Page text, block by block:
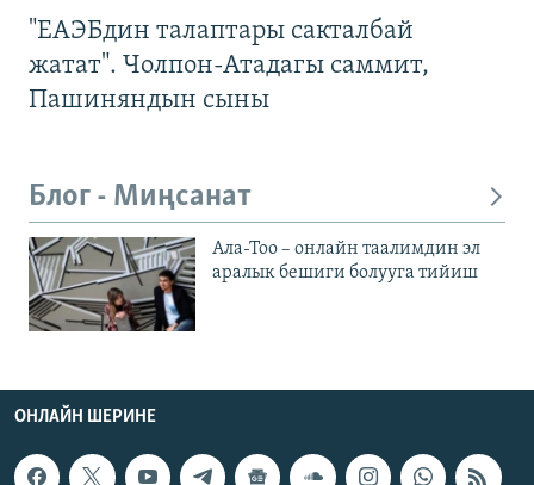
"ЕАЭБдин талаптары сакталбай
жатат". Чолпон-Атадагы саммит,
Пашиняндын сыны
Блог - Миңсанат
Ала-Тоо – онлайн таалимдин эл
аралык бешиги болууга тийиш
ОНЛАЙН ШЕРИНЕ